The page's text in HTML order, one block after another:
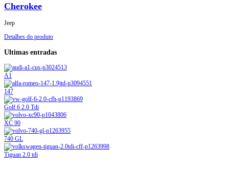
Cherokee
Jeep
Detalhes do produto
Ultimas entradas
A1
147
Golf 6 2.0 Tdi
XC 90
740 GL
Tiguan 2.0 tdi